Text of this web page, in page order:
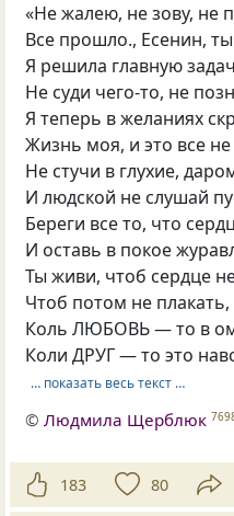
«Не жалею, не зову, не
Все прошло., Есенин,
Я решила главную
Не суди чего-то, не
Я теперь в желаниях
Жизнь моя, и это все
Не стучи в глухие,
И людской не слушай
Береги все то, что
И оставь в покое
Ты живи, чтоб сердце
Чтоб потом не
Коль ЛЮБОВЬ — то в
Коли ДРУГ — то это
… показать весь текст …
©Людмила Щерблюк
183 80